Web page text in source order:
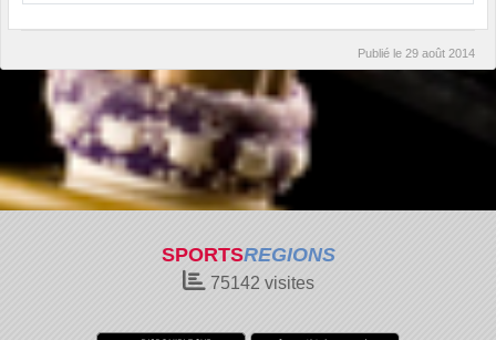
Publié le 29 août 2014
SPORTSREGIONS
75142 visites